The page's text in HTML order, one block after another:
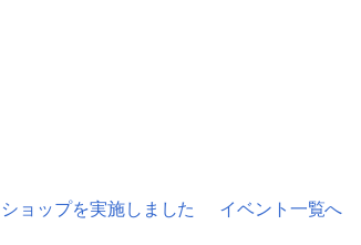
ョップを実施しました イベント一覧へ